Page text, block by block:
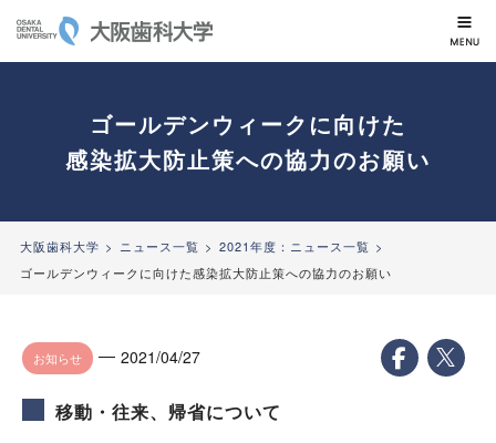
ゴールデンウィークに向けた
感染拡大防止策への協力のお願い
大阪歯科大学 ニュース一覧
2021年度：ニュース一覧
ゴールデンウィークに向けた感染拡大防止策への協力のお願い
お知らせ 2021/04/27
移動・往来、帰省について